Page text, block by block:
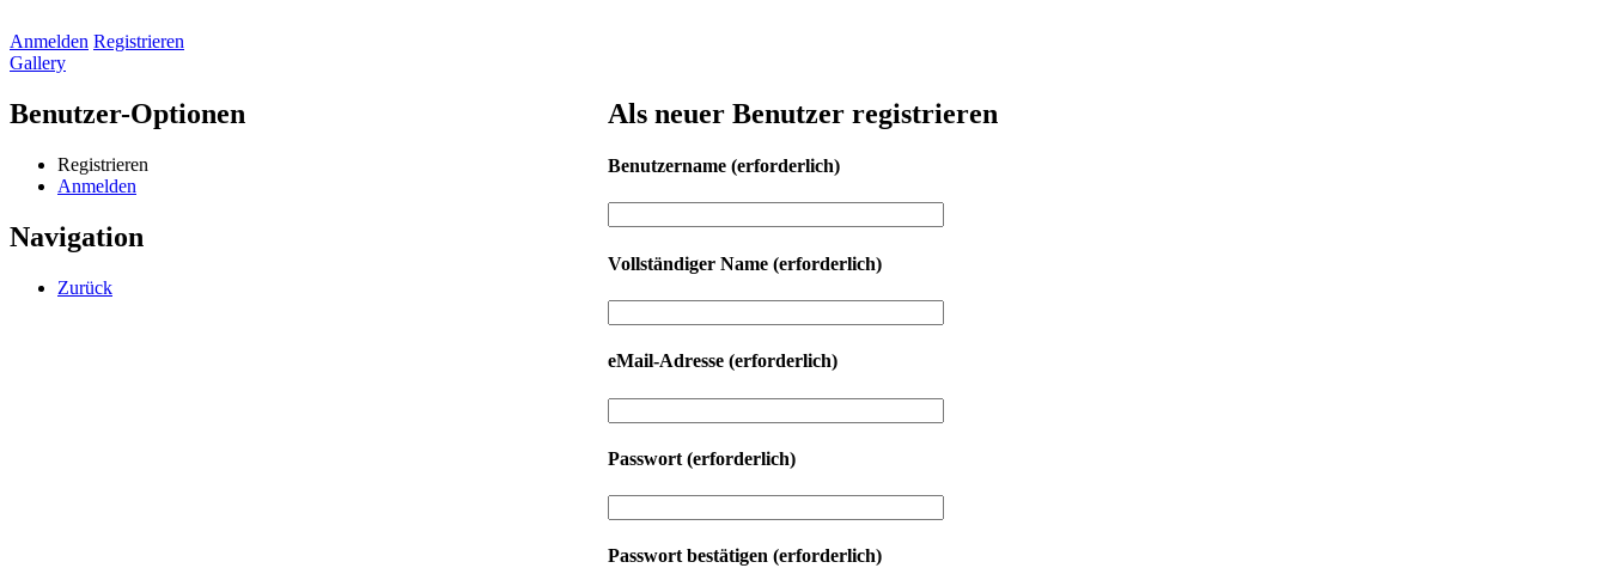
Anmelden Registrieren
Gallery
Benutzer-Optionen
Registrieren
Anmelden
Navigation
Zurück
Als neuer Benutzer registrieren
Benutzername (erforderlich)
Vollständiger Name (erforderlich)
eMail-Adresse (erforderlich)
Passwort (erforderlich)
Passwort bestätigen (erforderlich)